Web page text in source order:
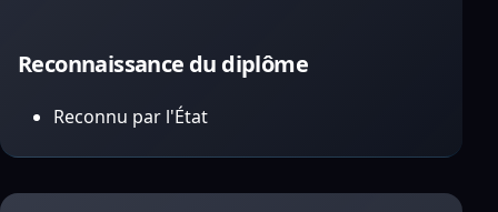
Reconnaissance du diplôme
Reconnu par l'État